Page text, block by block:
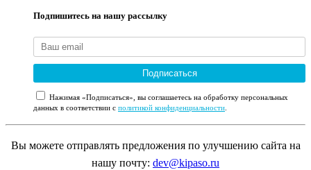
Подпишитесь на нашу рассылку
Подписаться
Нажимая «Подписаться», вы соглашаетесь на обработку персональных
данных в соответствии с политикой конфиденциальности
Вы можете отправлять предложения по улучшению сайта на
нашу почту: dev@kipaso.ru